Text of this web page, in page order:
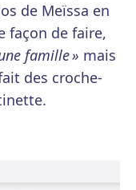
de Meïssa en
façon de faire,
famille » mais
des croche-